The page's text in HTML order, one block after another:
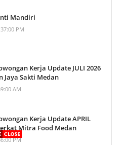
Mandiri
PM
Kerja Update JULI 2026
Jaya Sakti Medan
AM
Kerja Update APRIL
Mitra Food Medan
PM